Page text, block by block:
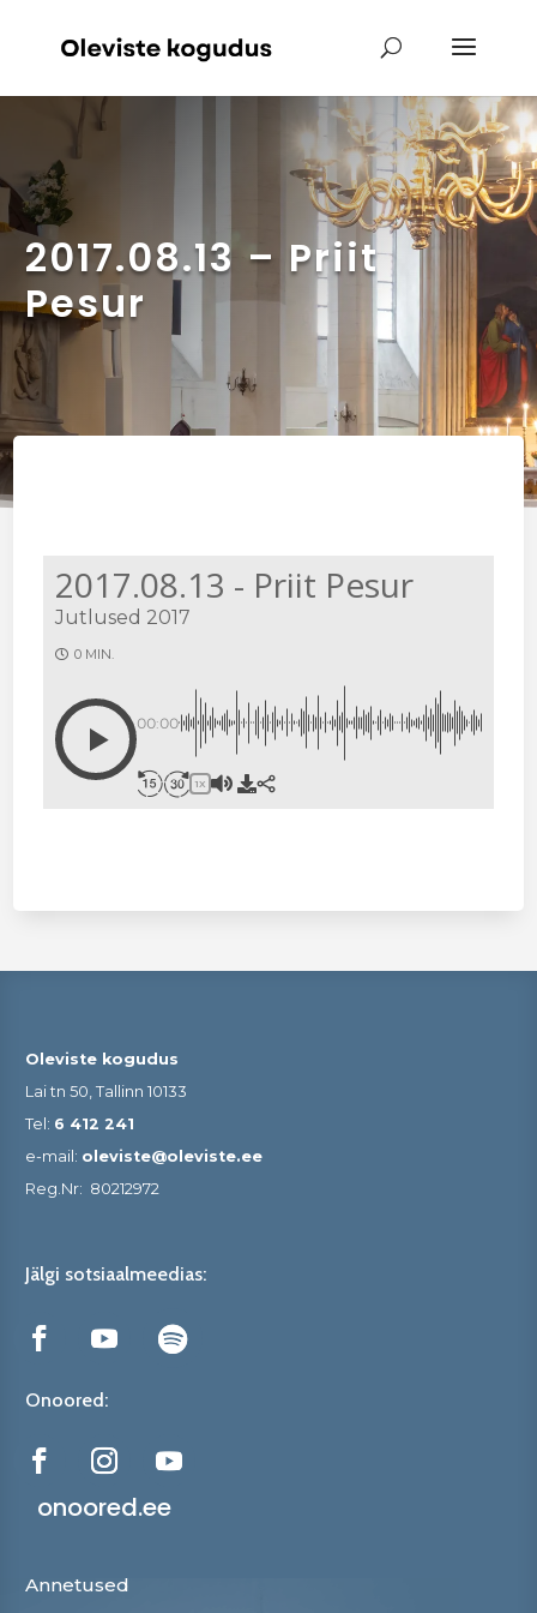
2017.08.13 – Priit
Pesur
2017.08.13 - Priit Pesur
Jutlused 2017
0 MIN.
00:00
1X
Oleviste kogudus
Lai tn 50, Tallinn 10133
Tel: 6 412 241
e-mail: oleviste@oleviste.ee
Reg.Nr: 80212972
Jälgi sotsiaalmeedias:
Onoored:
onoored.ee
Annetused